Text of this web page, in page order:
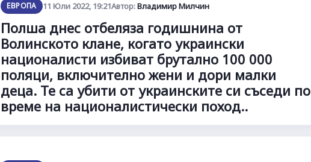
ЕВРОПА 11 Юли 2022, 19:21Автор:Владимир Милчин
Полша днес отбеляза годишнина от
Волинското клане, когато украински
националисти избиват брутално 100 000
поляци, включително жени и дори малки
деца. Те са убити от украинските си съседи по
време на националистически поход..